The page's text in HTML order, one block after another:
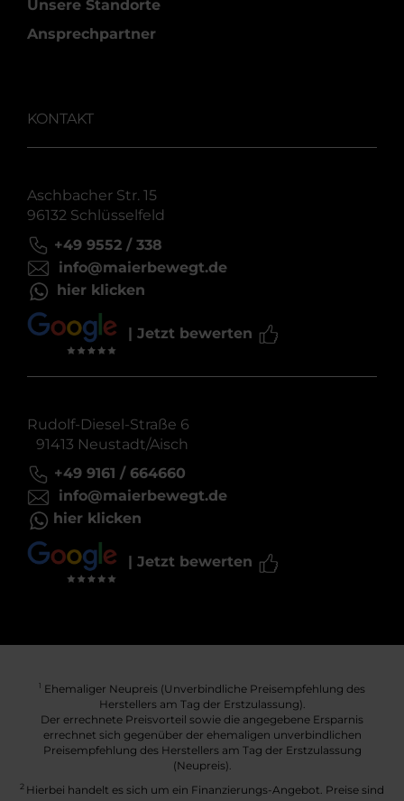
Unsere Standorte
Ansprechpartner
KONTAKT
Aschbacher Str. 15
96132 Schlüsselfeld
+49 9552 / 338
info@maierbewegt.de
hier klicken
| Jetzt bewerten
Rudolf-Diesel-Straße 6
91413 Neustadt/Aisch
+49 9161 / 664660
info@maierbewegt.de
hier klicken
| Jetzt bewerten
1
Ehemaliger Neupreis (Unverbindliche Preisempfehlung des
Herstellers am Tag der Erstzulassung).
Der errechnete Preisvorteil sowie die angegebene Ersparnis
errechnet sich gegenüber der ehemaligen unverbindlichen
Preisempfehlung des Herstellers am Tag der Erstzulassung
(Neupreis).
2 Hierbei handelt es sich um ein Finanzierungs-Angebot. Preise sind